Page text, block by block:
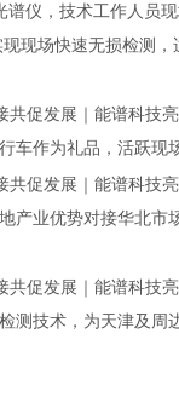
仪，技术工作人员
现场快速无损检测
作为礼品，活跃现
产业优势对接华北
技术，为天津及